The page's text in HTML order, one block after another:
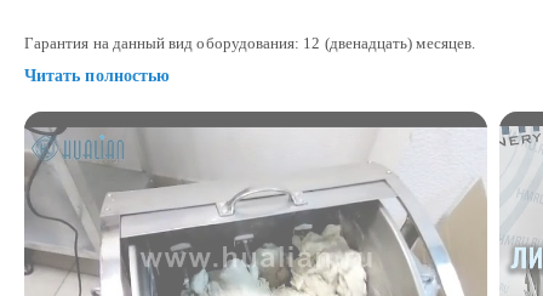
Гарантия на данный вид оборудования: 12 (двенадцать) месяцев.
Читать полностью